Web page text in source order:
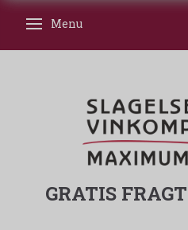
Skifte navigation
Menu
GRATIS